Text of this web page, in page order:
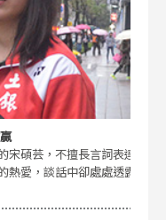
宋碩芸，不擅長言詞表達
熱愛，談話中卻處處透露